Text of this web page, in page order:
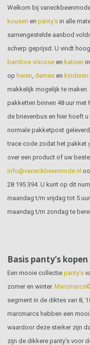
Welkom bij
kousen en panty’s in alle
samengestelde aanbod
scherp geprijsd. U vindt
bamboe viscose en katoen
op heren dames en kinderen
makkelijk mogelijk te
pakketten binnen 48 uur met
de brievenbus en hier hoeft
normale pakketpost
trace code zodat het pakket
over een product of uw
info@vaneckbeenmode.nl
28 195 394. U kunt op dit
maandag t/m vrijdag tot 5
maandag t/m zondag te
Basis panty’s kopen
Een mooie collectie panty's
zomer en winter.
segment in de diktes van 8,
marcmarcs hebben een
waardoor deze sterker zijn
zijn de dikkere panty's voor